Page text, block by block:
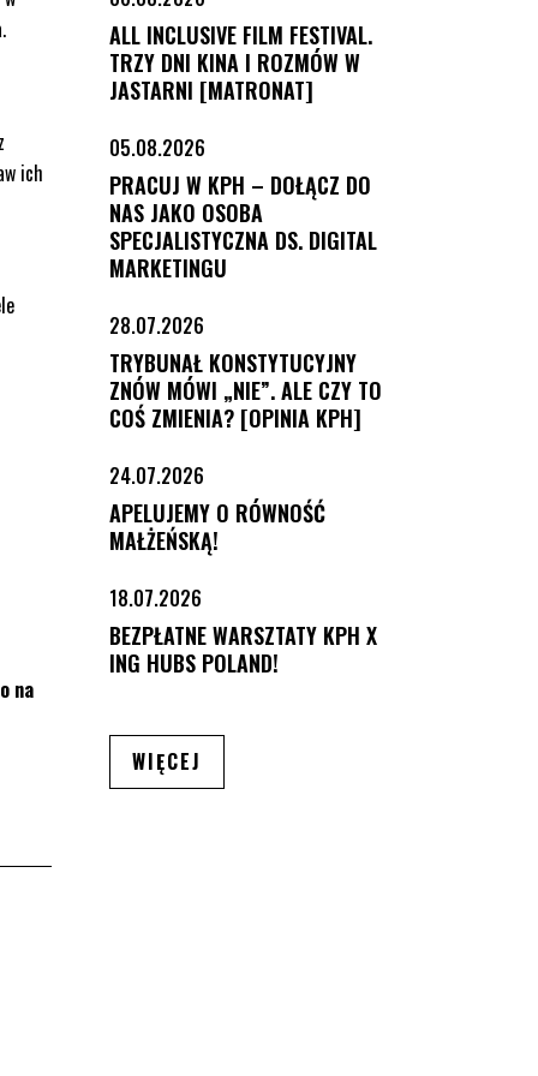
ich
na
ALL INCLUSIVE FILM FESTIVAL.
TRZY DNI KINA I ROZMÓW W
JASTARNI [MATRONAT]
05.08.2026
PRACUJ W KPH – DOŁĄCZ DO
NAS JAKO OSOBA
SPECJALISTYCZNA DS. DIGITAL
MARKETINGU
28.07.2026
TRYBUNAŁ KONSTYTUCYJNY
ZNÓW MÓWI „NIE”. ALE CZY TO
COŚ ZMIENIA? [OPINIA KPH]
24.07.2026
APELUJEMY O RÓWNOŚĆ
MAŁŻEŃSKĄ!
18.07.2026
BEZPŁATNE WARSZTATY KPH X
ING HUBS POLAND!
WIĘCEJ